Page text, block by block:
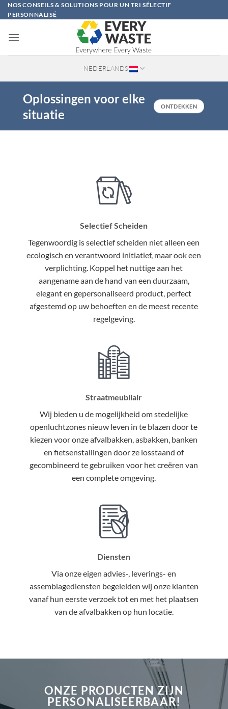
Ga
naar
NOS CONSEILS & SOLUTIONS POUR UN TRI SÉLECTIF
PERSONNALISÉ
NEDERLANDS
Oplossingen voor elke
situatie
ONTDEKKEN
Selectief Scheiden
Tegenwoordig is selectief scheiden niet alleen een
ecologisch en verantwoord initiatief, maar ook een
verplichting. Koppel het nuttige aan het
aangename aan de hand van een duurzaam,
elegant en gepersonaliseerd product, perfect
afgestemd op uw behoeften en de meest recente
regelgeving.
Straatmeubilair
Wij bieden u de mogelijkheid om stedelijke
openluchtzones nieuw leven in te blazen door te
kiezen voor onze afvalbakken, asbakken, banken
en fietsenstallingen door ze losstaand of
gecombineerd te gebruiken voor het creëren van
een complete omgeving.
Diensten
Via onze eigen advies-, leverings- en
assemblagediensten begeleiden wij onze klanten
vanaf hun eerste verzoek tot en met het plaatsen
van de afvalbakken op hun locatie.
ONZE PRODUCTEN ZIJN
PERSONALISEERBAAR!